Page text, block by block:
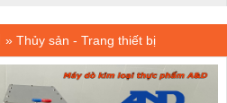
» Thủy sản - Trang thiết bị